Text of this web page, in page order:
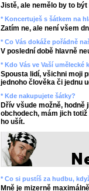
Jistě, ale nemělo by to
* Koncertuješ s šátkem na
Zatím ne, ale není všem
* Co Vás dokáže pořádně
V poslední době hlavně
* Kdo Vás ve Vaší umělecké
Spousta lidí, všichni moji
jednoho člověka či jednu
* Kde nakupujete šátky?
Dřív všude možně, hodně
obchodech, mám jich
ho ušít.
* Co si pustíš za hudbu,
Mně je mizerně